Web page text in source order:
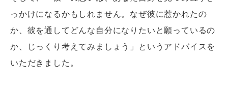
っかけになるかもしれません。なぜ彼に惹かれたの
か、彼を通してどんな自分になりたいと願っているの
か、じっくり考えてみましょう」というアドバイスを
いただきました。